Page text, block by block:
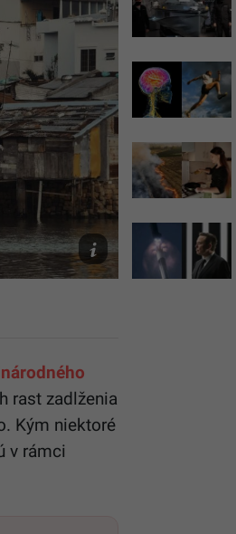
Ilustračné
foto
Unsplash/opeleye
rast zadlženia
Kým niektoré
v rámci